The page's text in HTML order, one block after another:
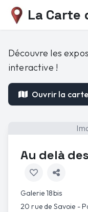
La Carte
Découvre les
interactive !
Ouvrir la carte
Au delà
Galerie 18bis
20 rue de Savoie -